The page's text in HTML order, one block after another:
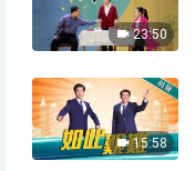
23:50
15:58